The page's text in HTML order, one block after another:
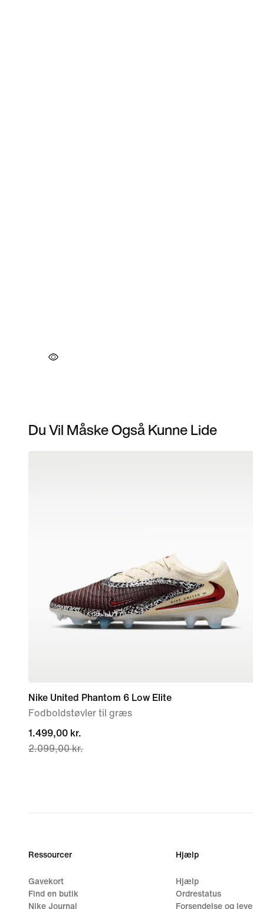
Du Vil Måske Også Kunne Lide
Nike United Phantom 6 Low Elite
Fodboldstøvler til græs
current
price
2.099,00 kr.
1.499,00 kr.
2.099,00 kr.
Ressourcer
Gavekort
Find en butik
Nike Journal
Hjælp
Hjælp
Ordrestatus
Forsendelse og